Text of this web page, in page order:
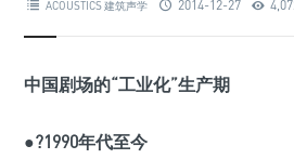
ACOUSTICS 建筑声学 2014-12-27
中国剧场的“工业化”生产期
●?1990年代至今